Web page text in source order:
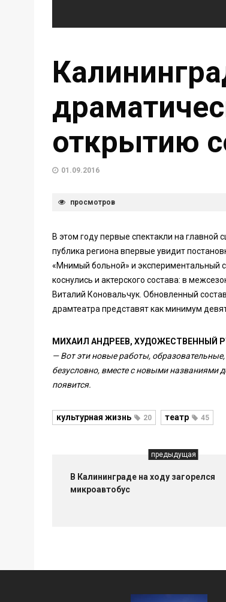
открытию
01.09.2016
просмотров
В этом году первые спектакли на главной
публика региона впервые увидит
«Мнимый больной» и экспериментальный
коснулись и актерского состава: в
Виталий Коновальчук. Обновленный
драмтеатра представят как минимум
МИХАИЛ АНДРЕЕВ, ХУДОЖЕСТВЕННЫЙ
— Вот эти новые работы,
безусловно, вместе с новыми названиями
появится.
культурная жизнь 20 театр 45
предыдущая
В Калининграде на ходу загорелся
микроавтобус